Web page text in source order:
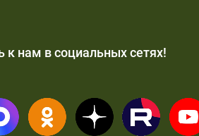
к нам в социальных сетях!